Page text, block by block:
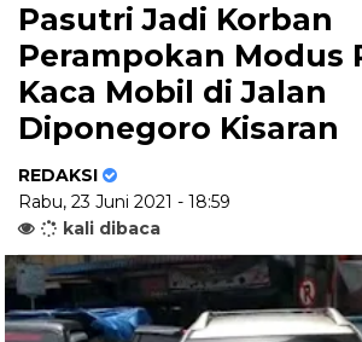
Pasutri Jadi Korban
Perampokan Modus
Kaca Mobil di Jalan
Diponegoro Kisaran
REDAKSI
Rabu, 23 Juni 2021 - 18:59
kali dibaca